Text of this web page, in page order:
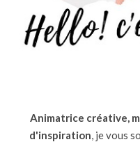
Animatrice créative,
d'inspiration, je vous